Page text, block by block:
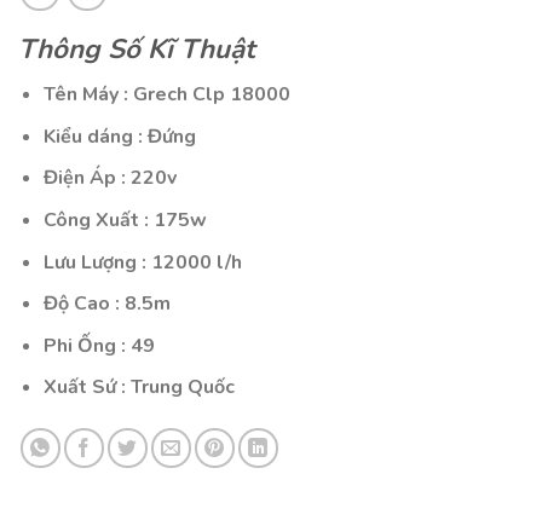
Thông Số Kĩ Thuật
Tên Máy : Grech Clp 18000
Kiểu dáng : Đứng
Điện Áp : 220v
Công Xuất : 175w
Lưu Lượng : 12000 l/h
Độ Cao : 8.5m
Phi Ống : 49
Xuất Sứ : Trung Quốc